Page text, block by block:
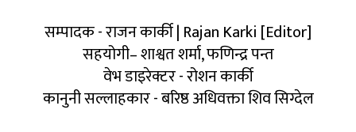
सम्पादक - राजन कार्की | Rajan Karki [Editor]
सहयोगी– शाश्वत शर्मा, फणिन्द्र पन्त
वेभ डाइरेक्टर - रोशन कार्की
कानुनी सल्लाहकार - बरिष्ठ अधिवक्ता शिव सिग्देल